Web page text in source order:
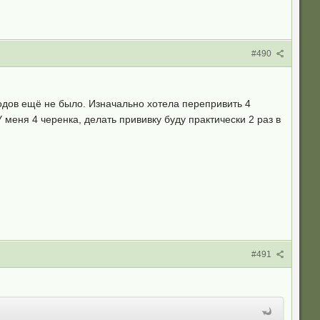
#490
ещё не было. Изначально хотела перепривить 4
4 черенка, делать прививку буду практически 2 раз в
#491